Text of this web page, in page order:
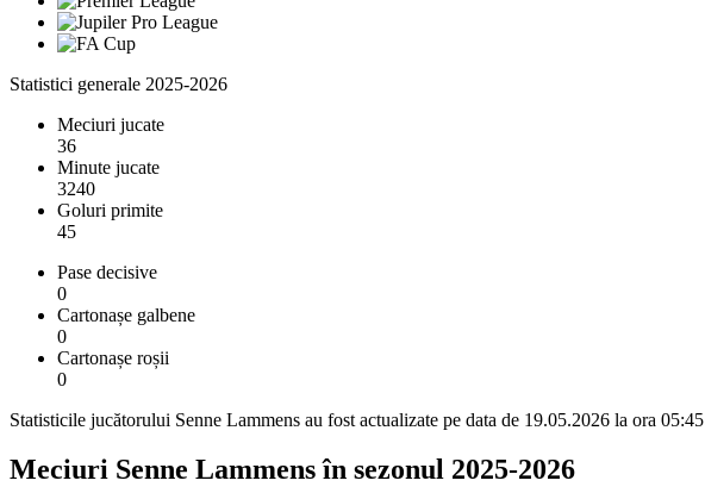
Statistici generale 2025-2026
Meciuri jucate
36
Minute jucate
3240
Goluri primite
45
Pase decisive
0
Cartonașe galbene
0
Cartonașe roșii
0
Statisticile jucătorului Senne Lammens au fost actualizate pe data de 19.05.2026 la ora 05:45
Meciuri Senne Lammens în sezonul 2025-2026